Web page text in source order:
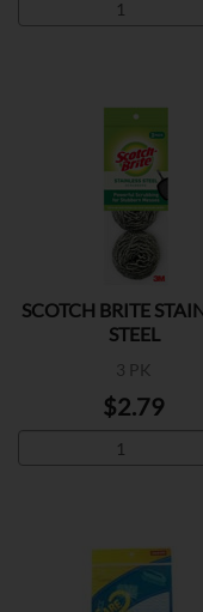
SCOTCH BRITE
STEEL
3 PK
$2.79